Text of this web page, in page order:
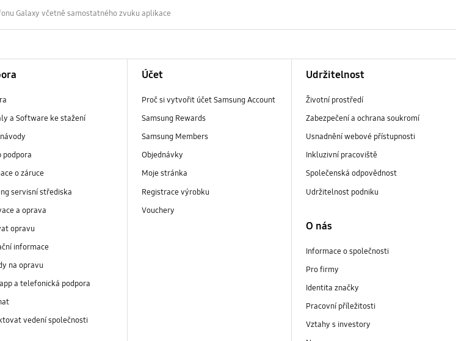
Galaxy včetně samostatného zvuku aplikace
a Software ke stažení
podpora
o záruce
servisní střediska
a oprava
opravu
informace
na opravu
a telefonická podpora
vedení společnosti
Účet
Proč si vytvořit účet Samsung Account
Samsung Rewards
Samsung Members
Objednávky
Moje stránka
Registrace výrobku
Vouchery
Udržitelnost
Životní prostředí
Zabezpečení a ochrana soukromí
Usnadnění webové přístupnosti
Inkluzivní pracoviště
Společenská odpovědnost
Udržitelnost podniku
O nás
Informace o společnosti
Pro firmy
Identita značky
Pracovní příležitosti
Vztahy s investory